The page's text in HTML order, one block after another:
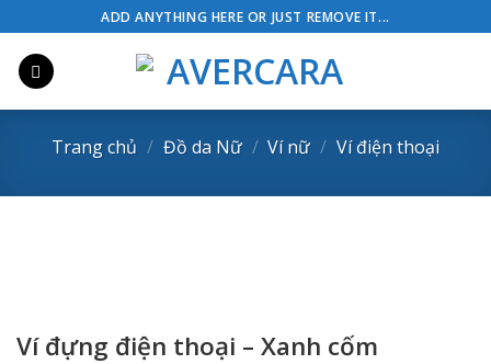
to
content
ADD ANYTHING HERE OR JUST REMOVE IT...
Trang chủ / Đồ da Nữ / Ví nữ / Ví điện thoại
Ví đựng điện thoại – Xanh cốm